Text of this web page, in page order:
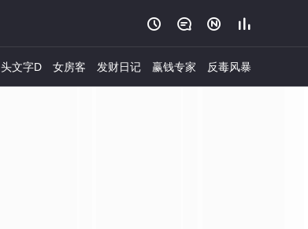
   
头文字D 女房客 发财日记 赢钱专家 反毒风暴